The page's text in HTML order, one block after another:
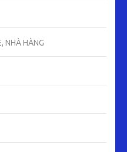
NHÀ HÀNG